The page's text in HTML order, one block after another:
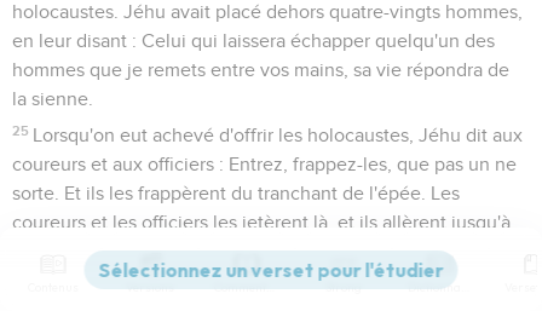
holocaustes. Jéhu avait placé dehors quatre-vingts hommes,
en leur disant : Celui qui laissera échapper quelqu'un des
hommes que je remets entre vos mains, sa vie répondra de
la sienne.
25 Lorsqu'on eut achevé d'offrir les holocaustes, Jéhu dit aux
coureurs et aux officiers : Entrez, frappez-les, que pas un ne
sorte. Et ils les frappèrent du tranchant de l'épée. Les
coureurs et les officiers les jetèrent là, et ils allèrent jusqu'à
la ville de la maison de Baal.
Ils tirèrent dehors les statues de la maison de Baal, et les
Versions Commentaires Strong